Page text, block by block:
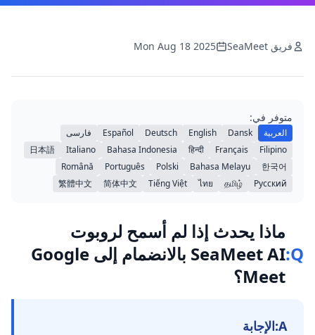
فريق SeaMeet Mon Aug 18 2025
متوفر في:
العربية Dansk
English
Deutsch
Español
فارسی
Filipino
Français
हिन्दी
Bahasa Indonesia
Italiano
日本語
한국어
Bahasa Melayu
Polski
Português
Română
Русский
தமிழ்
ไทย
Tiếng Việt
简体中文
繁體中文
Q:
ماذا يحدث إذا لم أسمح لروبوت
SeaMeet AI بالانضمام إلى Google
Meet؟
A: الإجابة